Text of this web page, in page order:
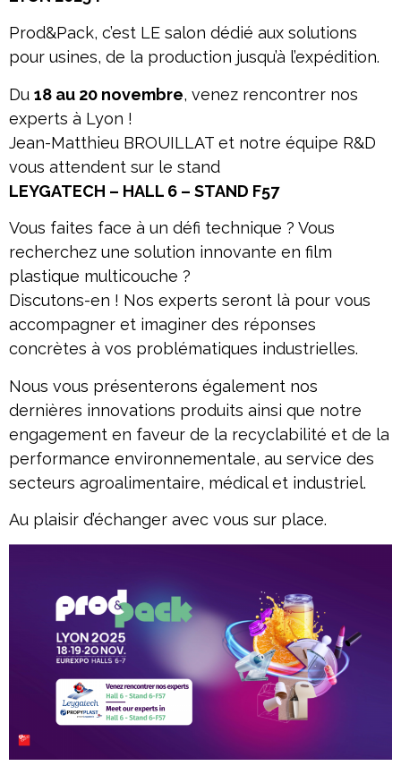
Prod&Pack, c’est LE salon dédié aux solutions
pour usines, de la production jusqu’à l’expédition.
Du 18 au 20 novembre, venez rencontrer nos
experts à Lyon !
Jean-Matthieu BROUILLAT et notre équipe R&D
vous attendent sur le stand
LEYGATECH – HALL 6 – STAND F57
Vous faites face à un défi technique ? Vous
recherchez une solution innovante en film
plastique multicouche ?
Discutons-en ! Nos experts seront là pour vous
accompagner et imaginer des réponses
concrètes à vos problématiques industrielles.
Nous vous présenterons également nos
dernières innovations produits ainsi que notre
engagement en faveur de la recyclabilité et de la
performance environnementale, au service des
secteurs agroalimentaire, médical et industriel.
Au plaisir d’échanger avec vous sur place.